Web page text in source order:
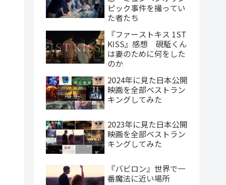
ピック事件を撮ってい
た者たち
『ファーストキス 1ST
KISS』感想 硯駈くん
は妻のために何をした
のか
2024年に見た日本公開
映画を全部ベストラン
キングしてみた
2023年に見た日本公開
映画を全部ベストラン
キングしてみた
『バビロン』世界で一
番魔法に近い場所